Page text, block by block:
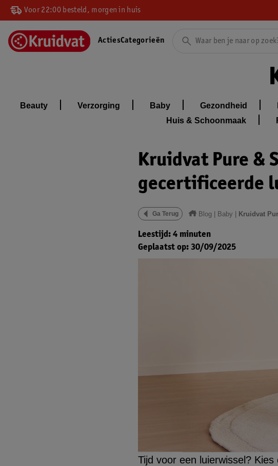
Voor 22:00 besteld, morgen in huis
ActiesCategorieën
Beauty Verzorging Baby Gezondheid
Huis & Schoonmaak
Kruidvat Pure &
gecertificeerde
Ga Terug Blog | Baby | Kruidvat
Leestijd: 4 minuten
Geplaatst op: 30/09/2025
Tijd voor een luierwissel?